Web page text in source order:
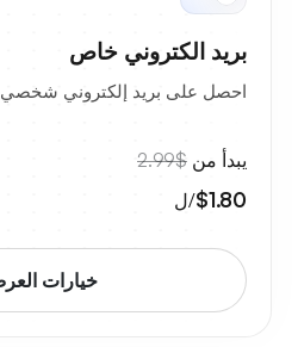
بريد الكتروني خاص
احصل على بريد إلكتروني شخصي
يبدأ من $2.99
$1.80/ل
خيارات